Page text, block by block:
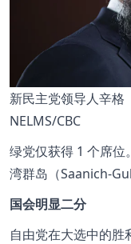
新民主党领导人辛格
NELMS/CBC
绿党仅获得 1 个席
湾群岛（Saanich-
国会明显二分
自由党在大选中的胜